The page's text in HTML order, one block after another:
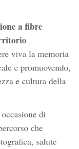
a fibre
viva la memoria
e promuovendo,
e cultura della
di
che
salute